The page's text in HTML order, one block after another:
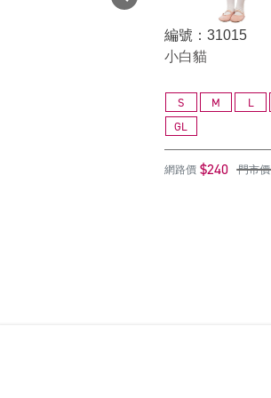
編號：31015
小白貓
S M L
GL
網路價 $240 門市價